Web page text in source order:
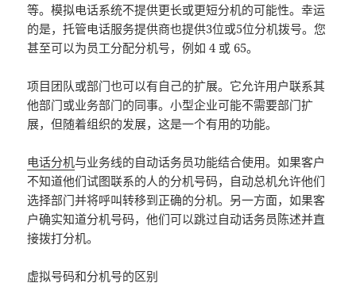
等。模拟电话系统不提供更长或更短分机的可能性。幸运
的是，托管电话服务提供商也提供3位或5位分机拨号。您
甚至可以为员工分配分机号，例如 4 或 65。
项目团队或部门也可以有自己的扩展。它允许用户联系其
他部门或业务部门的同事。小型企业可能不需要部门扩
展，但随着组织的发展，这是一个有用的功能。
电话分机与业务线的自动话务员功能结合使用。如果客户
不知道他们试图联系的人的分机号码，自动总机允许他们
选择部门并将呼叫转移到正确的分机。另一方面，如果客
户确实知道分机号码，他们可以跳过自动话务员陈述并直
接拨打分机。
虚拟号码和分机号的区别